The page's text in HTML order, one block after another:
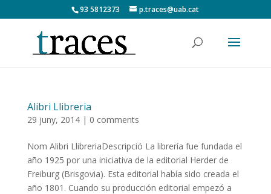
93 5812373 p.traces@uab.cat
Alibri Llibreria
29 juny, 2014| 0 comments
Nom Alibri LlibreriaDescripció La librería fue fundada el
año 1925 por una iniciativa de la editorial Herder de
Freiburg (Brisgovia). Esta editorial había sido creada el
año 1801. Cuando su producción editorial empezó a